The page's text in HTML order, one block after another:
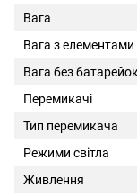
Вага
Вага з
Вага без
Перемикачі
Тип перемикача
Режими світла
Живлення